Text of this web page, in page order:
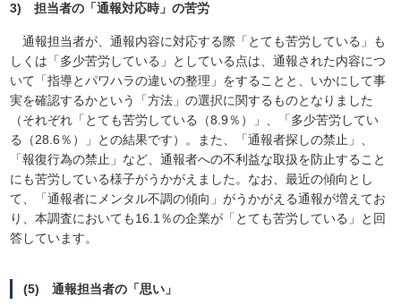
3) 担当者の「通報対応時」の苦労
通報担当者が、通報内容に対応する際「とても苦労している」も
しくは「多少苦労している」としている点は、通報された内容につ
いて「指導とパワハラの違いの整理」をすることと、いかにして事
実を確認するかという「方法」の選択に関するものとなりました
（それぞれ「とても苦労している（8.9％）」、「多少苦労してい
る（28.6％）」との結果です）。また、「通報者探しの禁止」、
「報復行為の禁止」など、通報者への不利益な取扱を防止すること
にも苦労している様子がうかがえました。なお、最近の傾向とし
て、「通報者にメンタル不調の傾向」がうかがえる通報が増えてお
り、本調査においても16.1％の企業が「とても苦労している」と回
答しています。
(5) 通報担当者の「思い」